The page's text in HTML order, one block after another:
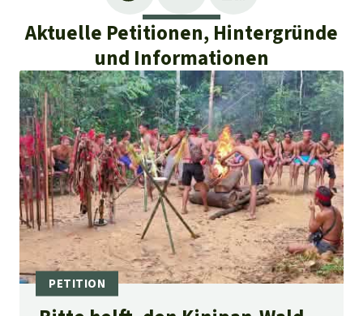
Aktuelle Petitionen, Hintergründe
und Informationen